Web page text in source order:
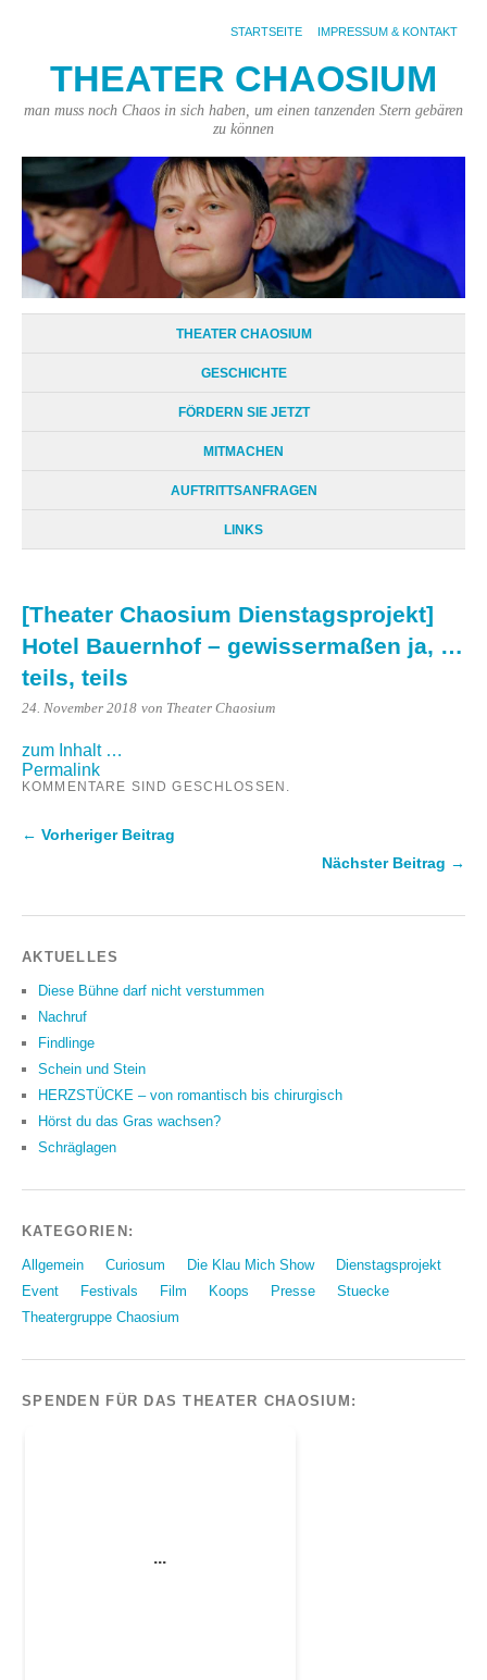
STARTSEITE IMPRESSUM & KONTAKT
THEATER CHAOSIUM
man muss noch Chaos in sich haben, um einen tanzenden Stern gebären
zu können
THEATER CHAOSIUM
GESCHICHTE
FÖRDERN SIE JETZT
MITMACHEN
AUFTRITTSANFRAGEN
LINKS
[Theater Chaosium Dienstagsprojekt]
Hotel Bauernhof – gewissermaßen ja, …
teils, teils
24. November 2018 von Theater Chaosium
zum Inhalt …
Permalink
KOMMENTARE SIND GESCHLOSSEN.
← Vorheriger Beitrag
Nächster Beitrag →
AKTUELLES
Diese Bühne darf nicht verstummen
Nachruf
Findlinge
Schein und Stein
HERZSTÜCKE – von romantisch bis chirurgisch
Hörst du das Gras wachsen?
Schräglagen
KATEGORIEN:
Allgemein Curiosum Die Klau Mich Show
Dienstagsprojekt
Event
Festivals Film Koops Presse
Stuecke
Theatergruppe Chaosium
SPENDEN FÜR DAS THEATER CHAOSIUM: